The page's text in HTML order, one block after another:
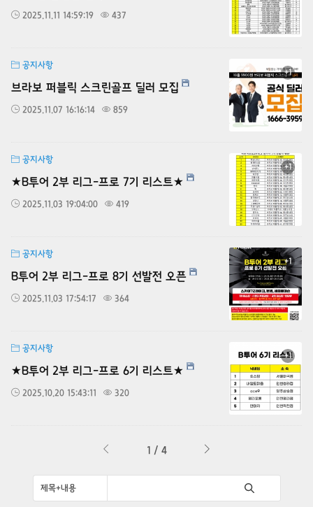
2025.11.11 14:59:19 437
공지사항
브라보 퍼블릭 스크린골프 딜러 모집
2025.11.07 16:16:14 859
+1
공지사항
★B투어 2부 리그-프로 7기 리스트★
2025.11.03 19:04:00 419
+1
공지사항
B투어 2부 리그-프로 8기 선발전 오픈
2025.11.03 17:54:17 364
+1
공지사항
★B투어 2부 리그-프로 6기 리스트★
2025.10.20 15:43:11 320
+1
1 / 4